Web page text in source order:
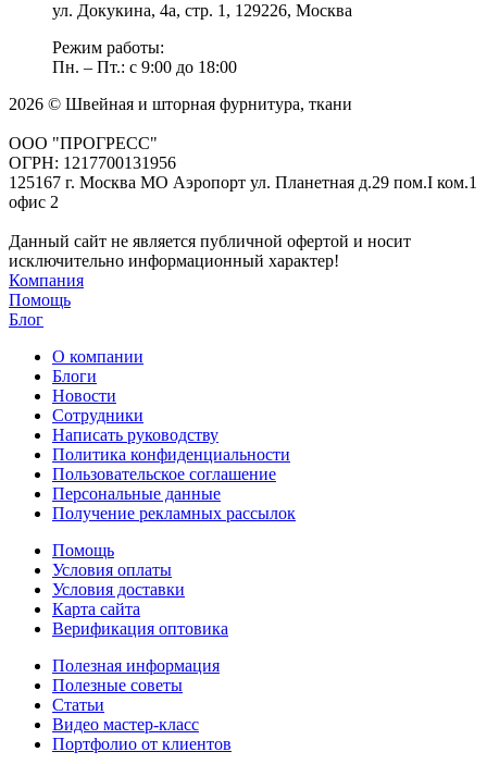
ул. Докукина, 4а, стр. 1, 129226, Москва
Режим работы:
Пн. – Пт.: с 9:00 до 18:00
2026 © Швейная и шторная фурнитура, ткани
ООО "ПРОГРЕСС"
ОГРН: 1217700131956
125167 г. Москва МО Аэропорт ул. Планетная д.29 пом.I ком.1
офис 2
Данный сайт не является публичной офертой и носит
исключительно информационный характер!
Компания
Помощь
Блог
О компании
Блоги
Новости
Сотрудники
Написать руководству
Политика конфиденциальности
Пользовательское соглашение
Персональные данные
Получение рекламных рассылок
Помощь
Условия оплаты
Условия доставки
Карта сайта
Верификация оптовика
Полезная информация
Полезные советы
Статьи
Видео мастер-класс
Портфолио от клиентов